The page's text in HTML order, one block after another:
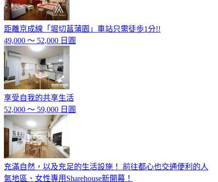
距離京成線「堀切菖蒲園」車站只需徒歩1分!!
49,000 ～ 52,000 日圓
享受自我的共享生活
52,000 ～ 59,000 日圓
充滿自然，以及充足的生活設施！ 前往都心也交通便利的人
氣地區、女性專用Sharehouse新開幕！